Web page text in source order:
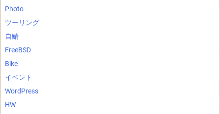
Photo
ツーリング
自鯖
FreeBSD
Bike
イベント
WordPress
HW